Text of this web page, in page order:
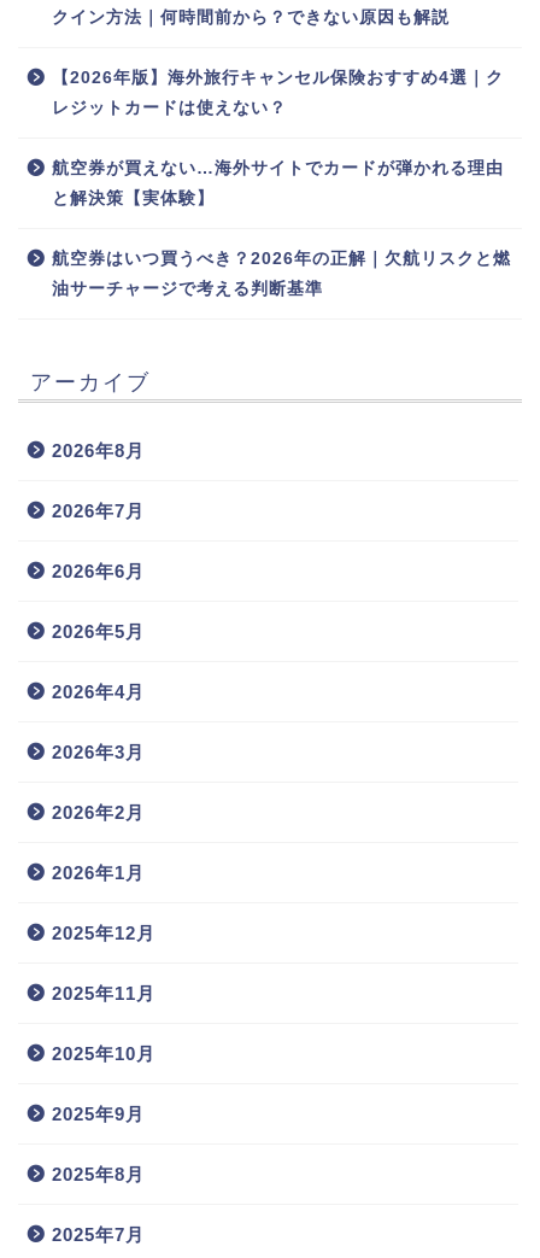
クイン方法｜何時間前から？できない原因も解説
【2026年版】海外旅行キャンセル保険おすすめ4選｜ク
レジットカードは使えない？
航空券が買えない…海外サイトでカードが弾かれる理由
と解決策【実体験】
航空券はいつ買うべき？2026年の正解｜欠航リスクと燃
油サーチャージで考える判断基準
アーカイブ
2026年8月
2026年7月
2026年6月
2026年5月
2026年4月
2026年3月
2026年2月
2026年1月
2025年12月
2025年11月
2025年10月
2025年9月
2025年8月
2025年7月